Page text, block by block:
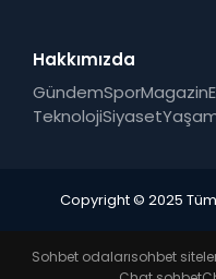
Hakkımızda
GündemSporMagazin
TeknolojiSiyaset
Copyright © 2025 Tüm
Sohbet odalarısohbet